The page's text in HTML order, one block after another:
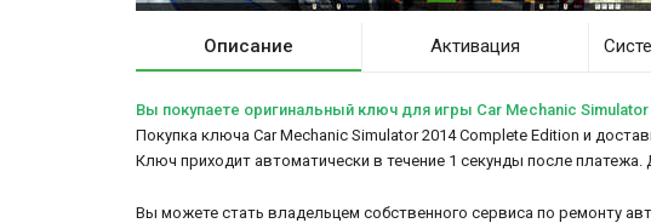
Описание Активация
Вы покупаете оригинальный ключ для игры Car Mechanic
Покупка ключа Car Mechanic Simulator 2014 Complete Edition и
Ключ приходит автоматически в течение 1 секунды после
Вы можете стать владельцем собственного сервиса по ремонту